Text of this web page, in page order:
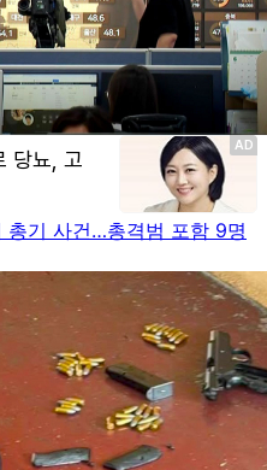
총기 사건…총격범 포함 9명